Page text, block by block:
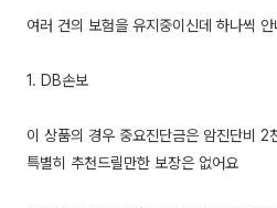
여러 건의 보험을 유지중이신데 하나씩
1. DB손보
이 상품의 경우 중요진단금은 암진단비 2
특별히 추천드릴만한 보장은 없어요